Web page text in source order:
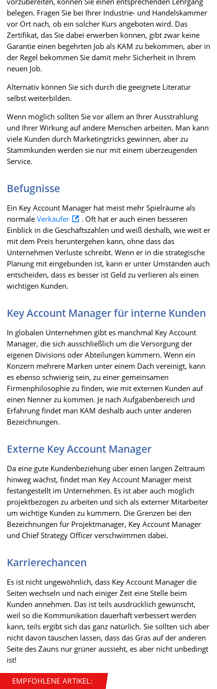
belegen. Fragen Sie bei Ihrer Industrie- und Handelskammer
vor Ort nach, ob ein solcher Kurs angeboten wird. Das
Zertifikat, das Sie dabei erwerben können, gibt zwar keine
Garantie einen begehrten Job als KAM zu bekommen, aber in
der Regel bekommen Sie damit mehr Sicherheit in Ihrem
neuen Job.
Alternativ können Sie sich durch die geeignete Literatur
selbst weiterbilden.
Wenn möglich sollten Sie vor allem an Ihrer Ausstrahlung
und Ihrer Wirkung auf andere Menschen arbeiten. Man kann
viele Kunden durch Marketingtricks gewinnen, aber zu
Stammkunden werden sie nur mit einem überzeugenden
Service.
Befugnisse
Ein Key Account Manager hat meist mehr Spielräume als
normale Verkäufer
. Oft hat er auch einen besseren
Einblick in die Geschäftszahlen und weiß deshalb, wie weit er
mit dem Preis heruntergehen kann, ohne dass das
Unternehmen Verluste schreibt. Wenn er in die strategische
Planung mit eingebunden ist, kann er unter Umständen auch
entscheiden, dass es besser ist Geld zu verlieren als einen
wichtigen Kunden.
Key Account Manager für interne Kunden
In globalen Unternehmen gibt es manchmal Key Account
Manager, die sich ausschließlich um die Versorgung der
eigenen Divisions oder Abteilungen kümmern. Wenn ein
Konzern mehrere Marken unter einem Dach vereinigt, kann
es ebenso schwierig sein, zu einer gemeinsamen
Firmenphilosophie zu finden, wie mit externen Kunden auf
einen Nenner zu kommen. Je nach Aufgabenbereich und
Erfahrung findet man KAM deshalb auch unter anderen
Bezeichnungen.
Externe Key Account Manager
Da eine gute Kundenbeziehung über einen langen Zeitraum
hinweg wächst, findet man Key Account Manager meist
festangestellt im Unternehmen. Es ist aber auch möglich
projektbezogen zu arbeiten und sich als externer Mitarbeiter
um wichtige Kunden zu kümmern. Die Grenzen bei den
Bezeichnungen für Projektmanager, Key Account Manager
und Chief Strategy Officer verschwimmen dabei.
Karrierechancen
Es ist nicht ungewöhnlich, dass Key Account Manager die
Seiten wechseln und nach einiger Zeit eine Stelle beim
Kunden annehmen. Das ist teils ausdrücklich gewünscht,
weil so die Kommunikation dauerhaft verbessert werden
kann, teils ergibt sich das ganz natürlich. Sie sollten sich aber
nicht davon täuschen lassen, dass das Gras auf der anderen
Seite des Zauns nur grüner aussieht, es aber nicht unbedingt
ist!
EMPFOHLENE ARTIKEL: